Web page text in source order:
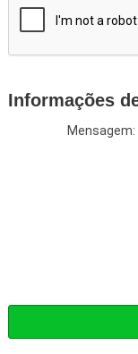
Informações
Mensagem: